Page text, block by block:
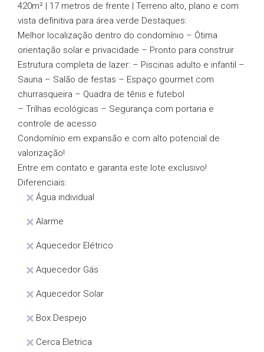
420m² | 17 metros de frente | Terreno alto, plano e com
vista definitiva para área verde Destaques:
Melhor localização dentro do condomínio – Ótima
orientação solar e privacidade – Pronto para construir
Estrutura completa de lazer: – Piscinas adulto e infantil –
Sauna – Salão de festas – Espaço gourmet com
churrasqueira – Quadra de tênis e futebol
– Trilhas ecológicas – Segurança com portaria e
controle de acesso
Condomínio em expansão e com alto potencial de
valorização!
Entre em contato e garanta este lote exclusivo!
Diferenciais:
Água individual
Alarme
Aquecedor Elétrico
Aquecedor Gás
Aquecedor Solar
Box Despejo
Cerca Eletrica